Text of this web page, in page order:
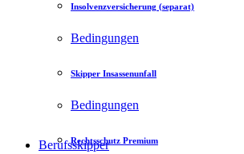
Insolvenzversicherung (separat)
Bedingungen
Skipper Insassenunfall
Bedingungen
Rechtsschutz Premium
Berufsskipper